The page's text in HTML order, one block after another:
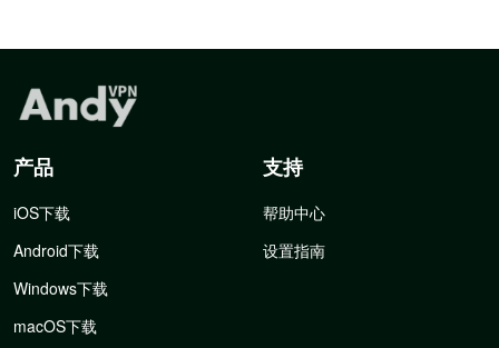
产品
iOS下载
Android下载
Windows下载
macOS下载
支持
帮助中心
设置指南